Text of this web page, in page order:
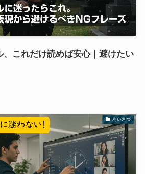
、これだけ読めば安心｜避けたい
あいさつ